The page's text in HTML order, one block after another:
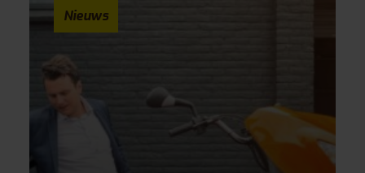
Nieuws